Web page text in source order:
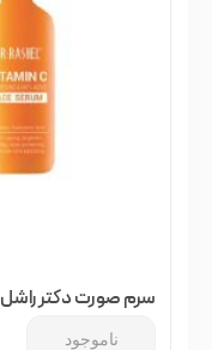
سرم صورت دکتر راشل
ناموجود